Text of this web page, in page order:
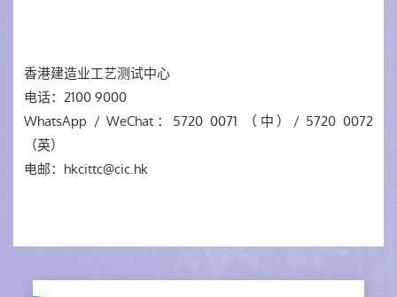
香港建造业工艺测试中心
电话：2100 9000
WhatsApp / WeChat：5720 0071 （中）/ 5720 0072
（英）
电邮：hkcittc@cic.hk